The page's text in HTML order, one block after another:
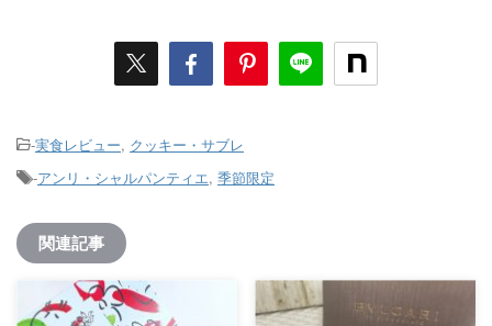
-実食レビュー, クッキー・サブレ
-アンリ・シャルパンティエ, 季節限定
関連記事